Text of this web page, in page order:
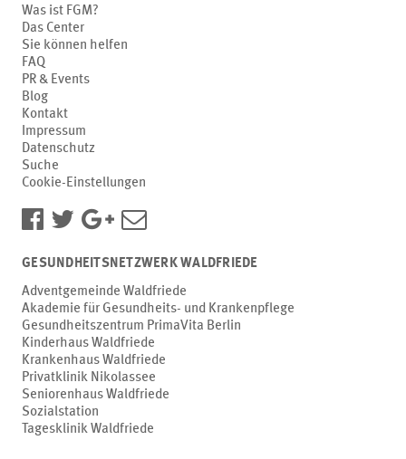
Was ist FGM?
Das Center
Sie können helfen
FAQ
PR & Events
Blog
Kontakt
Impressum
Datenschutz
Suche
Cookie-Einstellungen
GESUNDHEITSNETZWERK WALDFRIEDE
Adventgemeinde Waldfriede
Akademie für Gesundheits- und Krankenpflege
Gesundheitszentrum PrimaVita Berlin
Kinderhaus Waldfriede
Krankenhaus Waldfriede
Privatklinik Nikolassee
Seniorenhaus Waldfriede
Sozialstation
Tagesklinik Waldfriede